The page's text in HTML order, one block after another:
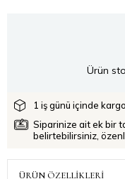
Ürün
1 iş günü içinde
Siparinize ait ek bir
belirtebilirsiniz,
ÜRÜN ÖZELLIKLERI